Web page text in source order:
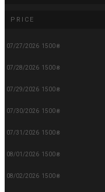
PRICE
07/27/2026 1500 ₴
07/28/2026 1500 ₴
07/29/2026 1500 ₴
07/30/2026 1500 ₴
07/31/2026 1500 ₴
08/01/2026 1500 ₴
08/02/2026 1500 ₴